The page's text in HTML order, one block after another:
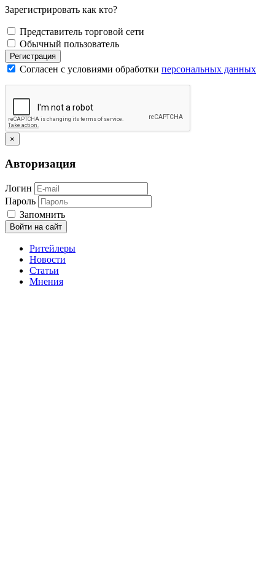
Зарегистрировать как кто?
Представитель торговой сети
Обычный пользователь
Регистрация
Согласен с условиями обработки персональных данных
×
Авторизация
Логин
Пароль
Запомнить
Войти на сайт
Ритейлеры
Новости
Статьи
Мнения